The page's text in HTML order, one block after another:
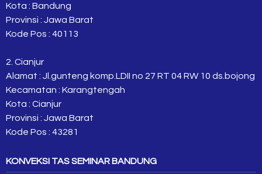
Kota : Bandung
Provinsi : Jawa Barat
Kode Pos : 40113
2. Cianjur
Alamat : Jl.gunteng komp.LDII no 27 RT 04 RW 10 ds.bojong
Kecamatan : Karangtengah
Kota : Cianjur
Provinsi : Jawa Barat
Kode Pos : 43281
KONVEKSI TAS SEMINAR BANDUNG